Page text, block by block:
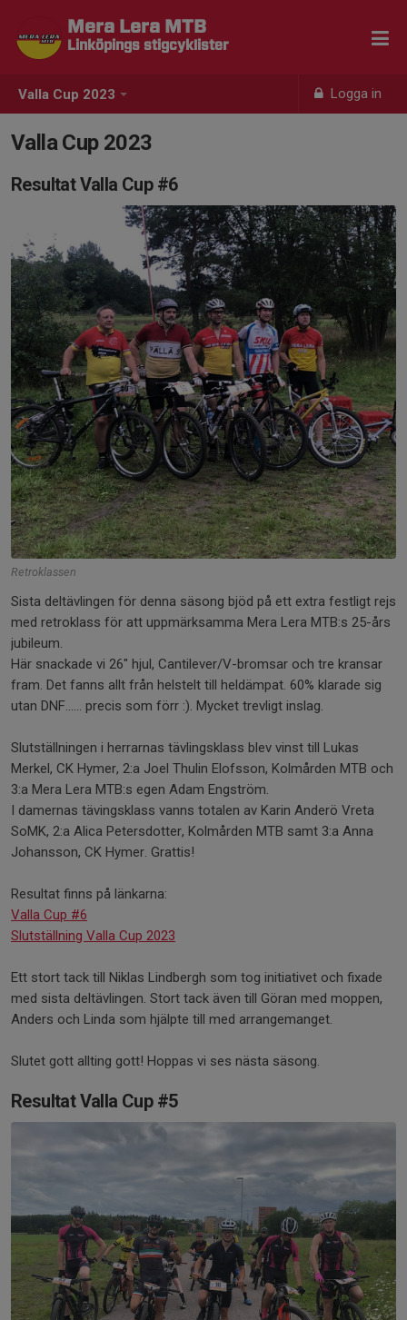
Valla Cup 2023 Logga in
Mera Lera MTB
Linköpings stigcyklister
Valla Cup 2023
Resultat Valla Cup #6
Retroklassen
Sista deltävlingen för denna säsong bjöd på ett extra festligt rejs
med retroklass för att uppmärksamma Mera Lera MTB:s 25-års
jubileum.
Här snackade vi 26" hjul, Cantilever/V-bromsar och tre kransar
fram. Det fanns allt från helstelt till heldämpat. 60% klarade sig
utan DNF...... precis som förr :). Mycket trevligt inslag.
Slutställningen i herrarnas tävlingsklass blev vinst till Lukas
Merkel, CK Hymer, 2:a Joel Thulin Elofsson, Kolmården MTB och
3:a Mera Lera MTB:s egen Adam Engström.
I damernas tävingsklass vanns totalen av Karin Anderö Vreta
SoMK, 2:a Alica Petersdotter, Kolmården MTB samt 3:a Anna
Johansson, CK Hymer. Grattis!
Resultat finns på länkarna:
Valla Cup #6
Slutställning Valla Cup 2023
Ett stort tack till Niklas Lindbergh som tog initiativet och fixade
med sista deltävlingen. Stort tack även till Göran med moppen,
Anders och Linda som hjälpte till med arrangemanget.
Slutet gott allting gott! Hoppas vi ses nästa säsong.
Resultat Valla Cup #5